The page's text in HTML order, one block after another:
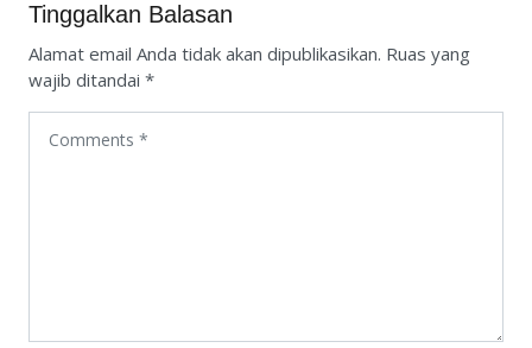
Tinggalkan Balasan
Alamat email Anda tidak akan dipublikasikan. Ruas yang
wajib ditandai *